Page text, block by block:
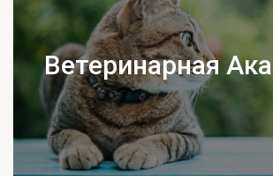
Ветеринарная